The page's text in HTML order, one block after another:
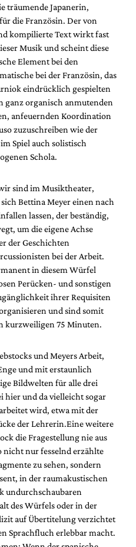
träumende Japanerin,
die Französin. Der von
kompilierte Text wirkt fast
Musik und scheint diese
Element bei den
bei der Französin, das
eindrücklich gespielten
ganz organisch anmutenden
anfeuernden Koordination
zuzuschreiben wie der
Spiel auch solistisch
Schola.
sind im Musiktheater,
Bettina Meyer einen nach
lassen, der beständig,
um die eigene Achse
der Geschichten
bei der Arbeit.
in diesem Würfel
Perücken- und sonstigen
ihrer Requisiten
und sind somit
kurzweiligen 75 Minuten.
und Meyers Arbeit,
und mit erstaunlich
Bildwelten für alle drei
hier und da vielleicht sogar
wird, etwa mit der
der Lehrerin.Eine weitere
die Fragestellung nie aus
nicht nur fesselnd erzählte
zu sehen, sondern
in der raumakustischen
undurchschaubaren
des Würfels oder in der
auf Übertitelung verzichtet
Sprachfluch erlebbar macht.